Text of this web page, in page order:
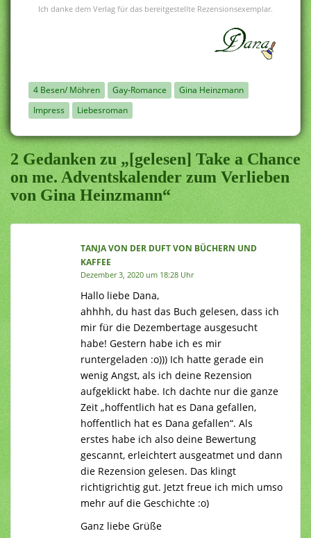
Ich danke dem Verlag für das bereitgestellte Rezensionsexemplar.
4 Besen/ Möhren Gay-Romance
Gina Heinzmann
Impress
Liebesroman
2 Gedanken zu „[gelesen] Take a Chance
on me. Adventskalender zum Verlieben
von Gina Heinzmann“
TANJA VON DER DUFT VON BÜCHERN UND
KAFFEE
Dezember 3, 2020 um 18:28 Uhr
Hallo liebe Dana,
ahhhh, du hast das Buch gelesen, dass ich
mir für die Dezembertage ausgesucht
habe! Gestern habe ich es mir
runtergeladen :o))) Ich hatte gerade ein
wenig Angst, als ich deine Rezension
aufgeklickt habe. Ich dachte nur die ganze
Zeit „hoffentlich hat es Dana gefallen,
hoffentlich hat es Dana gefallen“. Als
erstes habe ich also deine Bewertung
gescannt, erleichtert ausgeatmet und dann
die Rezension gelesen. Das klingt
richtigrichtig gut. Jetzt freue ich mich umso
mehr auf die Geschichte :o)
Ganz liebe Grüße